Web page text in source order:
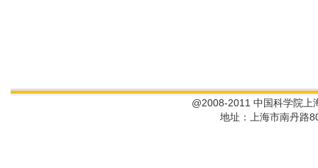
@2008-2011 中国科学院上
地址：上海市南丹路